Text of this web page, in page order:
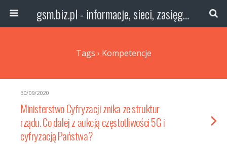
gsm.biz.pl - informacje, sieci, zasięg technologie
Tags › Kompetencje
30/09/2020
Ministerstwo Cyfryzacji znika ze struktur
rządu. Co dalej z aukcją częstotliwości 5G i
cyfryzacją Państwa?